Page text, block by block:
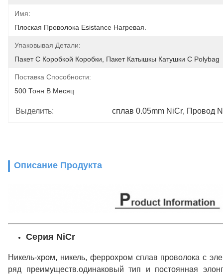
Имя:
Плоская Проволока Esistance Нагревая.
Упаковывая Детали:
Пакет С Коробкой Коробки, Пакет Катышкы Катушки С Polybag
Поставка Способности:
500 Тонн В Месяц
Выделить: сплав 0.05mm NiCr, Провод
Описание Продукта
Серия NiCr
Никель-хром, никель, феррохром сплав проволока с
ряд преимуществ.одинаковый тип и постоянная